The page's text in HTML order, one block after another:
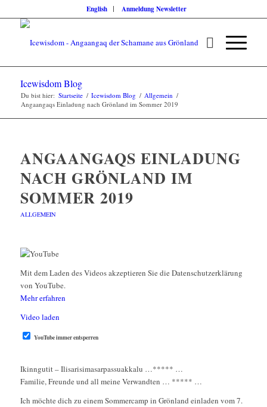
English Anmeldung Newsletter
Icewisdom Blog
Du bist hier: Startseite / Icewisdom Blog / Allgemein /
Angaangaqs Einladung nach Grönland im Sommer 2019
ANGAANGAQS EINLADUNG
NACH GRÖNLAND IM
SOMMER 2019
ALLGEMEIN
Mit dem Laden des Videos akzeptieren Sie die Datenschutzerklärung
von YouTube.
Mehr erfahren
Video laden
YouTube immer entsperren
Ikinngutit – Ilisarisimasarpassuakkalu …***** …
Familie, Freunde und all meine Verwandten … ***** …
Ich möchte dich zu einem Sommercamp in Grönland einladen vom 7.